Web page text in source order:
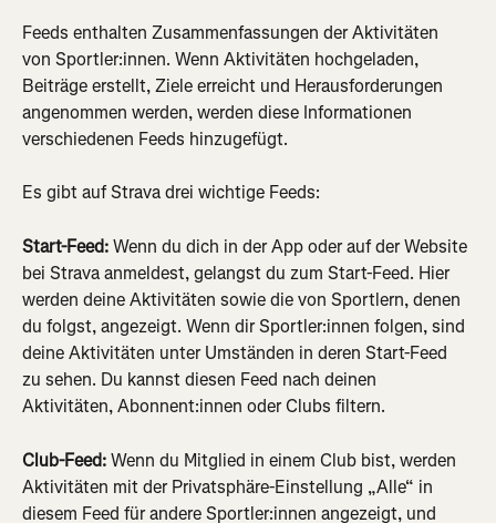
Feeds enthalten Zusammenfassungen der Aktivitäten
von Sportler:innen. Wenn Aktivitäten hochgeladen,
Beiträge erstellt, Ziele erreicht und Herausforderungen
angenommen werden, werden diese Informationen
verschiedenen Feeds hinzugefügt.
Es gibt auf Strava drei wichtige Feeds:
Start-Feed: Wenn du dich in der App oder auf der Website
bei Strava anmeldest, gelangst du zum Start-Feed. Hier
werden deine Aktivitäten sowie die von Sportlern, denen
du folgst, angezeigt. Wenn dir Sportler:innen folgen, sind
deine Aktivitäten unter Umständen in deren Start-Feed
zu sehen. Du kannst diesen Feed nach deinen
Aktivitäten, Abonnent:innen oder Clubs filtern.
Club-Feed: Wenn du Mitglied in einem Club bist, werden
Aktivitäten mit der Privatsphäre-Einstellung „Alle“ in
diesem Feed für andere Sportler:innen angezeigt, und